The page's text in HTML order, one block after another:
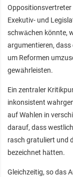
Exekutiv- und
schwächen könnte,
argumentieren, dass
um Reformen
gewährleisten.
Ein zentraler
inkonsistent
auf Wahlen in
darauf, dass
rasch gratuliert und
bezeichnet hätten.
Gleichzeitig, so das